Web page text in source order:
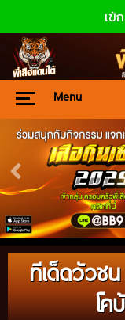
เข้
Menu
ทีเด็ดวัวช
โค